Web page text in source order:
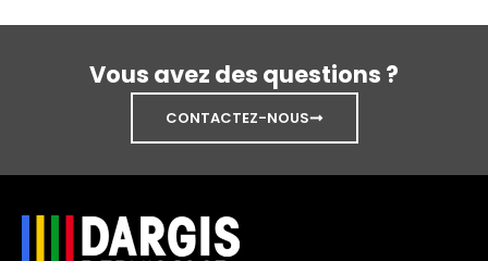
Vous avez des questions ?
CONTACTEZ-NOUS